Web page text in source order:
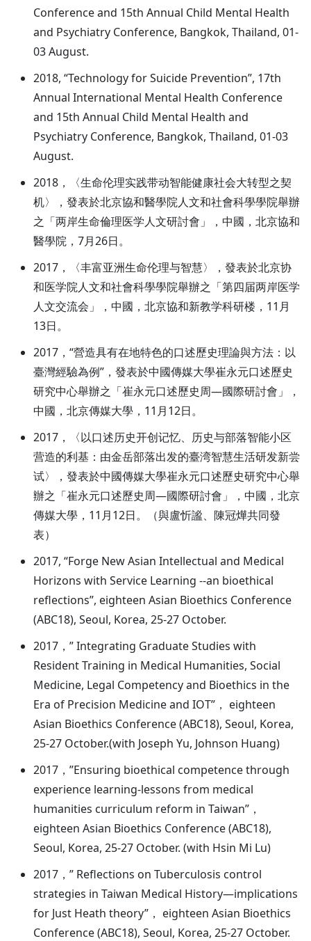
Conference and 15th Annual Child Mental Health
and Psychiatry Conference, Bangkok, Thailand, 01-
03 August.
2018, “Technology for Suicide Prevention”, 17th
Annual International Mental Health Conference
and 15th Annual Child Mental Health and
Psychiatry Conference, Bangkok, Thailand, 01-03
August.
2018，〈生命伦理实践带动智能健康社会大转型之契
机〉，發表於北京協和醫學院人文和社會科學學院舉辦
之「两岸生命倫理医学人文研討會」，中國，北京協和
醫學院，7月26日。
2017，〈丰富亚洲生命伦理与智慧〉，發表於北京协
和医学院人文和社會科學學院舉辦之「第四届两岸医学
人文交流会」，中國，北京協和新教学科研楼，11月
13日。
2017，“營造具有在地特色的口述歷史理論與方法：以
臺灣經驗為例”，發表於中國傳媒大學崔永元口述歷史
研究中心舉辦之「崔永元口述歷史周—國際研討會」，
中國，北京傳媒大學，11月12日。
2017，〈以口述历史开创记忆、历史与部落智能小区
营造的利基：由金岳部落出发的臺湾智慧生活研发新尝
试〉，發表於中國傳媒大學崔永元口述歷史研究中心舉
辦之「崔永元口述歷史周—國際研討會」，中國，北京
傳媒大學，11月12日。（與盧忻謐、陳冠燁共同發
表）
2017, “Forge New Asian Intellectual and Medical
Horizons with Service Learning --an bioethical
reflections”, eighteen Asian Bioethics Conference
(ABC18), Seoul, Korea, 25-27 October.
2017，” Integrating Graduate Studies with
Resident Training in Medical Humanities, Social
Medicine, Legal Competency and Bioethics in the
Era of Precision Medicine and IOT”， eighteen
Asian Bioethics Conference (ABC18), Seoul, Korea,
25-27 October.(with Joseph Yu, Johnson Huang)
2017，”Ensuring bioethical competence through
experience learning-lessons from medical
humanities curriculum reform in Taiwan”，
eighteen Asian Bioethics Conference (ABC18),
Seoul, Korea, 25-27 October. (with Hsin Mi Lu)
2017，” Reflections on Tuberculosis control
strategies in Taiwan Medical History—implications
for Just Heath theory”， eighteen Asian Bioethics
Conference (ABC18), Seoul, Korea, 25-27 October.